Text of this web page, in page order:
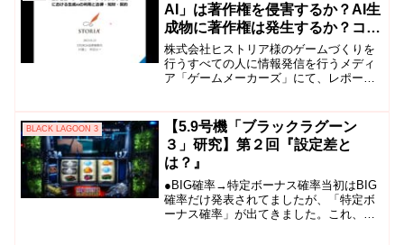
AI」は著作権を侵害するか？AI生
成物に著作権は発生するか？コン
ピューターエンターテインメント
領域における生成AIの利用と法律
【CEDEC2023】」を執筆させて
株式会社ヒストリア様のゲームづくりを
行うすべての人に情報発信を行うメディ
ア「ゲームメーカーズ」にて、レポート
ューターエンターテインメント領域にお
ける生成AIの利用と...
BLACK LAGOON 3
【5.9号機「ブラックラグーン
３」研究】第２回『設定差と
は？』
●BIG確率→特定ボーナス確率当初はBIG
確率だけ発表されてましたが、「特定ボ
ーナス確率」が出てきました。これ、当